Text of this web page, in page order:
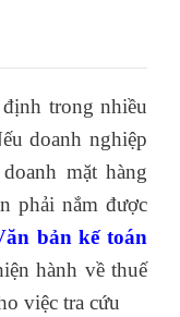
trong nhiều
doanh nghiệp
mặt hàng
phải nắm được
bản kế toán
hành về thuế
việc tra cứu